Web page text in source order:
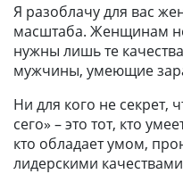
Я разоблачу для вас
масштаба. Женщинам
нужны лишь те
мужчины, умеющие
Ни для кого не секрет,
сего» – это тот, кто
кто обладает умом,
лидерскими